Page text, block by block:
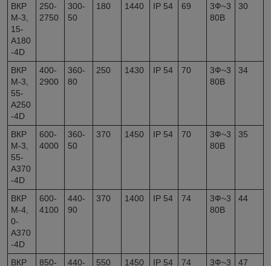
ВКР
М-3,
15-
А180
-4D
250-
2750
300-
50
180 1440 IP 54 69
3Ф~3
80В
30
ВКР
М-3,
55-
А250
-4D
400-
2900
360-
80
250 1430 IP 54 70
3Ф~3
80В
34
ВКР
М-3,
55-
А370
-4D
600-
4000
360-
50
370 1450 IP 54 70
3Ф~3
80В
35
ВКР
М-4,
0-
А370
-4D
600-
4100
440-
90
370 1400 IP 54 74
3Ф~3
80В
44
ВКР 850- 440- 550 1450 IP 54 74 3Ф~3 47